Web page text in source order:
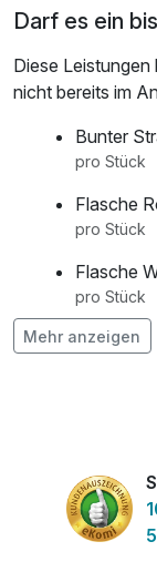
Ihnen eine
Gut zu wissen:
Diese wird
Darf es ein
Diese
nicht bereits im
Bunter
pro Stück
Flasche
pro Stück
Flasche
pro Stück
Mehr anzeigen
5